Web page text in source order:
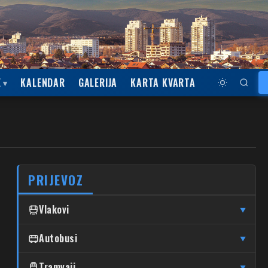
KALENDAR GALERIJA KARTA KVARTA
PRIJEVOZ
Vlakovi ▼
Čulinec Čulinec
Trnava Trnava
Autobusi ▼
DUBRAVA